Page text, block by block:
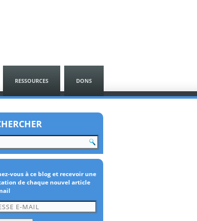
RESSOURCES DONS
vous à ce blog et recevoir une
de chaque nouvel article